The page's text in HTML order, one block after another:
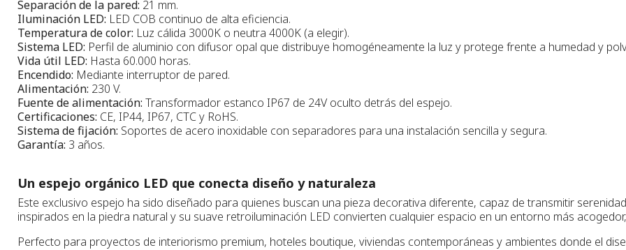
Separación de la pared: 21 mm.
Iluminación LED: LED COB continuo de alta eficiencia.
Temperatura de color: Luz cálida 3000K o neutra 4000K (a elegir).
Sistema LED: Perfil de aluminio con difusor opal que distribuye homogéneamente la luz y protege frente a humedad y
Vida útil LED: Hasta 60.000 horas.
Encendido: Mediante interruptor de pared.
Alimentación: 230 V.
Fuente de alimentación: Transformador estanco IP67 de 24V oculto detrás del espejo.
Certificaciones: CE, IP44, IP67, CTC y RoHS.
Sistema de fijación: Soportes de acero inoxidable con separadores para una instalación sencilla y segura.
Garantía: 3 años.
Un espejo orgánico LED que conecta diseño y naturaleza
Este exclusivo espejo ha sido diseñado para quienes buscan una pieza decorativa diferente, capaz de transmitir
inspirados en la piedra natural y su suave retroiluminación LED convierten cualquier espacio en un entorno más
Perfecto para proyectos de interiorismo premium, hoteles boutique, viviendas contemporáneas y ambientes donde el